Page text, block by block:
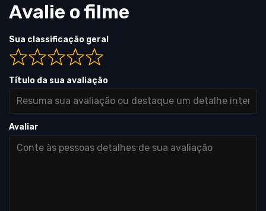
Avalie o filme
Sua classificação geral
Título da sua avaliação
Avaliar